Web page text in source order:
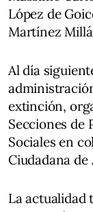
López de
Martínez
Al día
extinción,
Secciones de
Sociales en
Ciudadana
La actualidad